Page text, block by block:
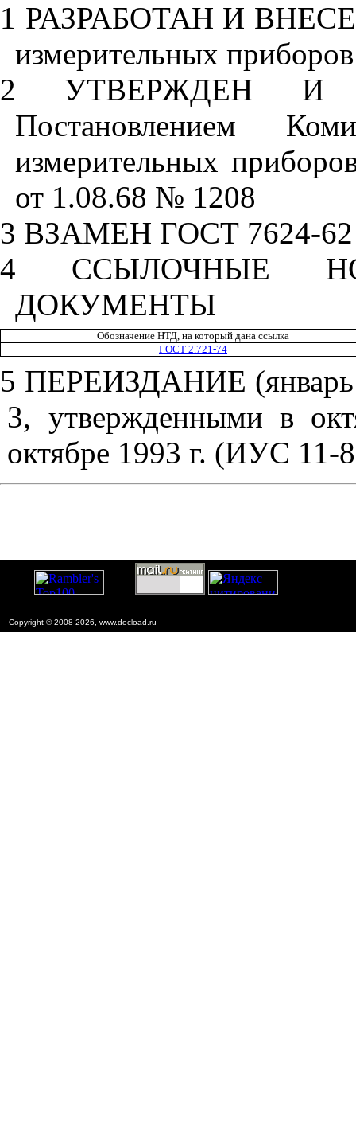
1 РАЗРАБОТАН И ВНЕСЕН
измерительных
2 УТВЕРЖДЕН И
Постановлением
измерительных
от 1.08.68 № 1208
3 ВЗАМЕН ГОСТ 7624-62
4 ССЫЛОЧНЫЕ
ДОКУМЕНТЫ
Обозначение НТД, на который дана ссылка
ГОСТ 2.721-74
5 ПЕРЕИЗДАНИЕ (январь
3, утвержденными в
октябре 1993 г. (ИУС 11-
Copyright © 2008-2026, www.docload.ru